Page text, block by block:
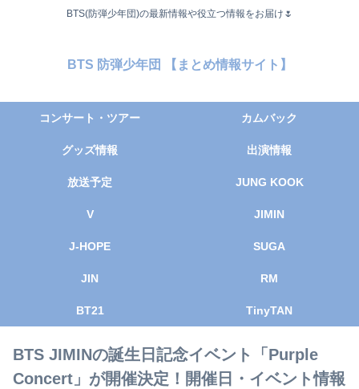
BTS(防弾少年団)の最新情報や役立つ情報をお届け🌷
BTS 防弾少年団 【まとめ情報サイト】
コンサート・ツアー カムバック
グッズ情報 出演情報
放送予定 JUNG KOOK
V JIMIN
J-HOPE SUGA
JIN RM
BT21 TinyTAN
BTS JIMINの誕生日記念イベント「Purple
Concert」が開催決定！開催日・イベント情報